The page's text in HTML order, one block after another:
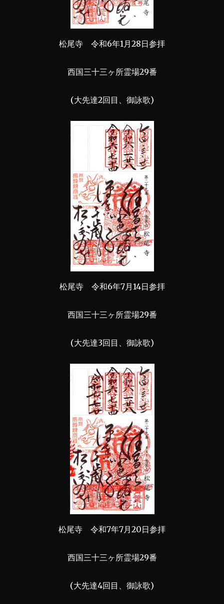
松尾寺 令和6年1月28日参拝
西国三十三ヶ所霊場29番
(大先達2回目、御詠歌)
松尾寺 令和6年7月14日参拝
西国三十三ヶ所霊場29番
(大先達3回目、御詠歌)
松尾寺 令和7年7月20日参拝
西国三十三ヶ所霊場29番
(大先達4回目、御詠歌)